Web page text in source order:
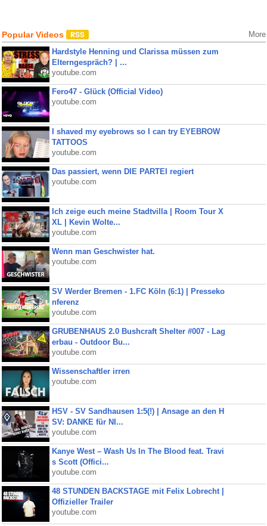
Popular Videos More
Hardstyle Henning und Clarissa müssen zum
Elterngespräch? | ...
youtube.com
Fero47 - Glück (Official Video)
youtube.com
I shaved my eyebrows so I can try EYEBROW
TATTOOS
youtube.com
Das passiert, wenn DIE PARTEI regiert
youtube.com
Ich zeige euch meine Stadtvilla | Room Tour X
XL | Kevin Wolte...
youtube.com
Wenn man Geschwister hat.
youtube.com
SV Werder Bremen - 1.FC Köln (6:1) | Presseko
nferenz
youtube.com
GRUBENHAUS 2.0 Bushcraft Shelter #007 - Lag
erbau - Outdoor Bu...
youtube.com
Wissenschaftler irren
youtube.com
HSV - SV Sandhausen 1:5(!) | Ansage an den H
SV: DANKE für NI...
youtube.com
Kanye West – Wash Us In The Blood feat. Travi
s Scott (Offici...
youtube.com
48 STUNDEN BACKSTAGE mit Felix Lobrecht |
Offizieller Trailer
youtube.com